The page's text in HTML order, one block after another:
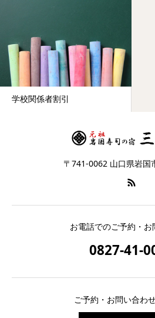
学校関係者割引
〒741-0062 山口県岩国
お電話でのご予約・お
0827-41-
ご予約・お問い合わ